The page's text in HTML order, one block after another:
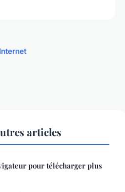
articles
pour télécharger plus